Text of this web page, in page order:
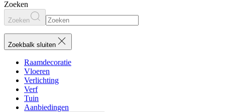
Zoeken
Zoeken
Zoekbalk sluiten
Raamdecoratie
Vloeren
Verlichting
Verf
Tuin
Aanbiedingen